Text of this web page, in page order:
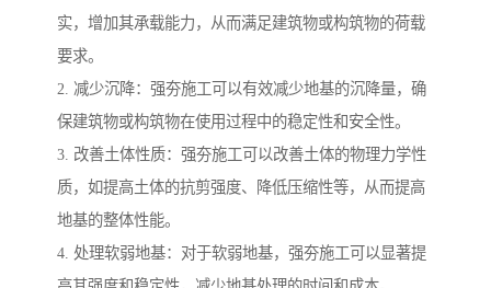
实，增加其承载能力，从而满足建筑物或构筑物的荷载
要求。
2. 减少沉降：强夯施工可以有效减少地基的沉降量，确
保建筑物或构筑物在使用过程中的稳定性和安全性。
3. 改善土体性质：强夯施工可以改善土体的物理力学性
质，如提高土体的抗剪强度、降低压缩性等，从而提高
地基的整体性能。
4. 处理软弱地基：对于软弱地基，强夯施工可以显著提